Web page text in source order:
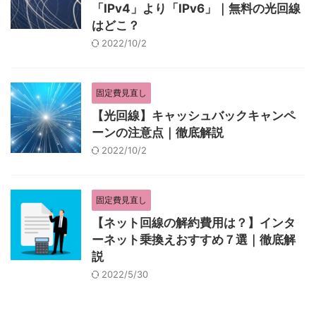
「IPv4」より「IPv6」｜無料の光回線
はどこ？
2022/10/2
固定費見直し
【光回線】キャッシュバックキャンペ
ーンの注意点｜徹底解説
2022/10/2
固定費見直し
【ネット回線の解約費用は？】インタ
ーネット乗換えおすすめ７選｜徹底解
説
2022/5/30